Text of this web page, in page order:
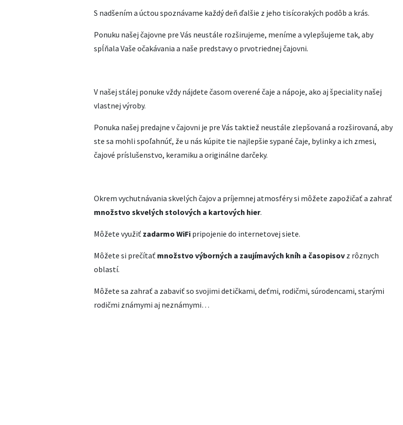
S nadšením a úctou spoznávame každý deň ďalšie z jeho tisícorakých podôb a krás.
Ponuku našej čajovne pre Vás neustále rozširujeme, meníme a vylepšujeme tak, aby
spĺňala Vaše očakávania a naše predstavy o prvotriednej čajovni.
V našej stálej ponuke vždy nájdete časom overené čaje a nápoje, ako aj špeciality našej
vlastnej výroby.
Ponuka našej predajne v čajovni je pre Vás taktiež neustále zlepšovaná a rozširovaná, aby
ste sa mohli spoľahnúť, že u nás kúpite tie najlepšie sypané čaje, bylinky a ich zmesi,
čajové príslušenstvo, keramiku a originálne darčeky.
Okrem vychutnávania skvelých čajov a príjemnej atmosféry si môžete zapožičať a zahrať
množstvo skvelých stolových a kartových hier.
Môžete využiť zadarmo WiFi pripojenie do internetovej siete.
Môžete si prečítať množstvo výborných a zaujímavých kníh a časopisov z rôznych
oblastí.
Môžete sa zahrať a zabaviť so svojimi detičkami, deťmi, rodičmi, súrodencami, starými
rodičmi známymi aj neznámymi…